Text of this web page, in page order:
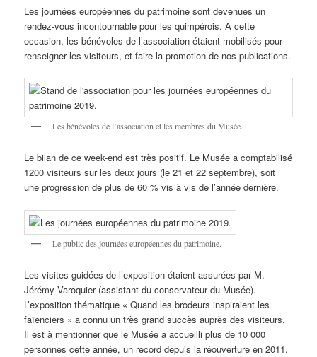
Les journées européennes du patrimoine sont devenues un
rendez-vous incontournable pour les quimpérois. A cette
occasion, les bénévoles de l’association étaient mobilisés pour
renseigner les visiteurs, et faire la promotion de nos publications.
Les bénévoles de l’association et les membres du Musée.
Le bilan de ce week-end est très positif. Le Musée a comptabilisé
1200 visiteurs sur les deux jours (le 21 et 22 septembre), soit
une progression de plus de 60 % vis à vis de l’année dernière.
Le public des journées européennes du patrimoine.
Les visites guidées de l’exposition étaient assurées par M.
Jérémy Varoquier (assistant du conservateur du Musée).
L’exposition thématique « Quand les brodeurs inspiraient les
faïenciers » a connu un très grand succès auprès des visiteurs.
Il est à mentionner que le Musée a accueilli plus de 10 000
personnes cette année, un record depuis la réouverture en 2011.